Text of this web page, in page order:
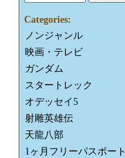
Categories:
ノンジャンル
映画・テレビ
ガンダム
スタートレック
オデッセイ5
射雕英雄伝
天龍八部
1ヶ月フリーパスポート